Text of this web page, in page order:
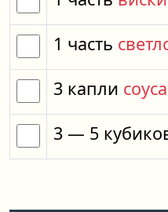
1 часть
3 капли
3 — 5